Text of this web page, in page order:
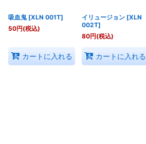
吸血鬼 [XLN 001T]
50円(税込)
カートに入れる
イリュージョン [XLN
002T]
80円(税込)
カートに入れる